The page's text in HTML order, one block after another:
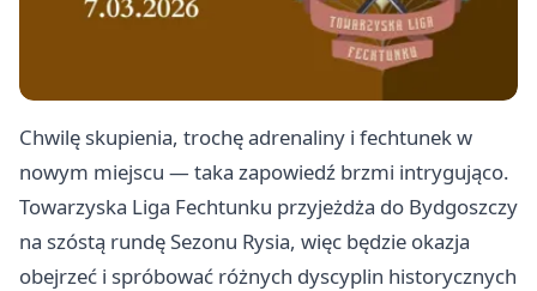
Chwilę skupienia, trochę adrenaliny i fechtunek w
nowym miejscu — taka zapowiedź brzmi intrygująco.
Towarzyska Liga Fechtunku przyjeżdża do Bydgoszczy
na szóstą rundę Sezonu Rysia, więc będzie okazja
obejrzeć i spróbować różnych dyscyplin historycznych